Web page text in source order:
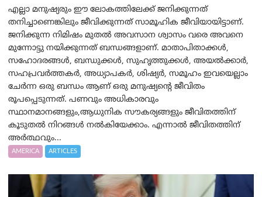
എല്ലാ മനുഷ്യരും ഈ ലോകത്തിലേക്ക് ജനിക്കുന്നത്
തനിച്ചാണെങ്കിലും ജീവിക്കുന്നത് സാമൂഹിക ജീവിയായിട്ടാണ്.
ജനിക്കുന്ന നിമിഷം മുതൽ അവസാന ശ്വാസം വരെ അവനെ
മുന്നോട്ടു നയിക്കുന്നത് ബന്ധങ്ങളാണ്. മാതാപിതാക്കൾ,
സഹോദരങ്ങൾ, ബന്ധുക്കൾ, സുഹൃത്തുക്കൾ, അയൽക്കാർ,
സഹപ്രവർത്തകർ, അധ്യാപകർ, ശിഷ്യർ, സമൂഹം ഇവയെല്ലാം
ചേർന്ന ഒരു ബന്ധം ആണ് ഒരു മനുഷ്യന്റെ ജീവിതം
രൂപപ്പെടുന്നത്. പണവും അധികാരവും
സ്ഥാനമാനങ്ങളും,ആധുനിക സൗകര്യങ്ങളും ജീവിതത്തിന്
കൂടുതൽ നിറങ്ങൾ നൽകിയേക്കാം. എന്നാൽ ജീവിതത്തിന്
അർത്ഥവും...
AMERICA ARTICLES